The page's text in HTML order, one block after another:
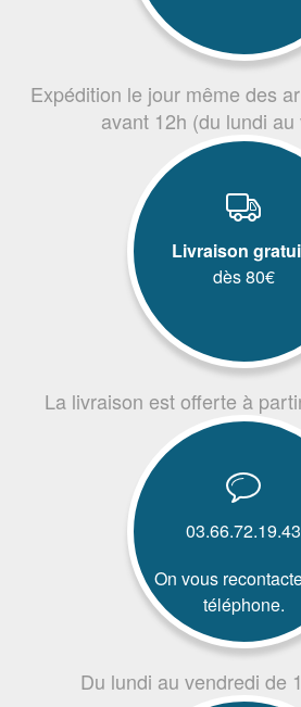
Expédition le jour même des
avant 12h (du lundi au
Livraison
dès 80€
La livraison est offerte à
03.66.72.19.43
On vous
téléphone.
Du lundi au vendredi de